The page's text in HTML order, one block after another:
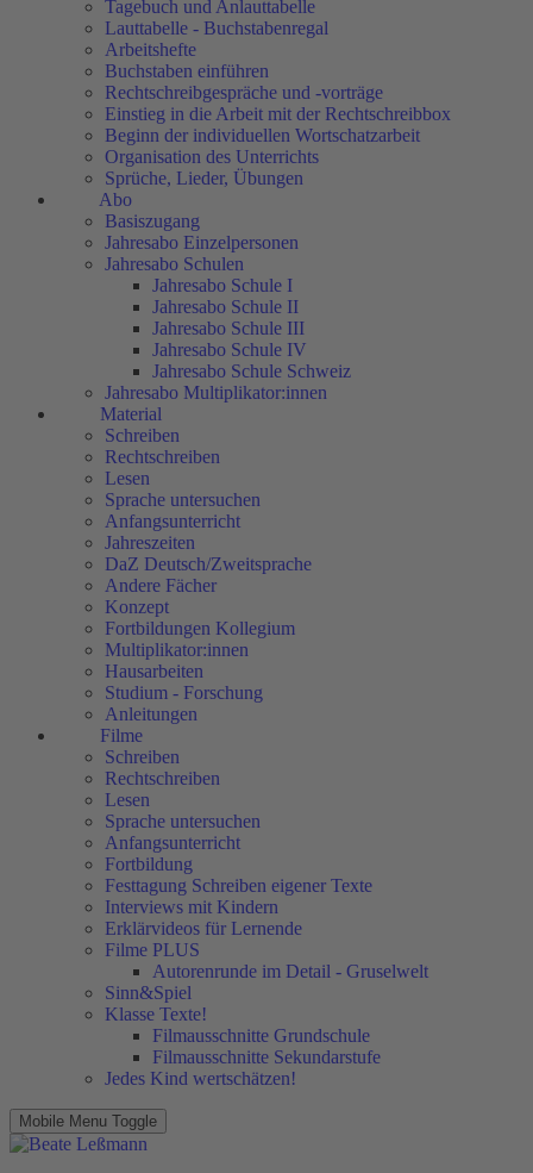
Tagebuch und Anlauttabelle
Lauttabelle - Buchstabenregal
Arbeitshefte
Buchstaben einführen
Rechtschreibgespräche und -vorträge
Einstieg in die Arbeit mit der Rechtschreibbox
Beginn der individuellen Wortschatzarbeit
Organisation des Unterrichts
Sprüche, Lieder, Übungen
Abo
Basiszugang
Jahresabo Einzelpersonen
Jahresabo Schulen
Jahresabo Schule I
Jahresabo Schule II
Jahresabo Schule III
Jahresabo Schule IV
Jahresabo Schule Schweiz
Jahresabo Multiplikator:innen
Material
Schreiben
Rechtschreiben
Lesen
Sprache untersuchen
Anfangsunterricht
Jahreszeiten
DaZ Deutsch/Zweitsprache
Andere Fächer
Konzept
Fortbildungen Kollegium
Multiplikator:innen
Hausarbeiten
Studium - Forschung
Anleitungen
Filme
Schreiben
Rechtschreiben
Lesen
Sprache untersuchen
Anfangsunterricht
Fortbildung
Festtagung Schreiben eigener Texte
Interviews mit Kindern
Erklärvideos für Lernende
Filme PLUS
Autorenrunde im Detail - Gruselwelt
Sinn&Spiel
Klasse Texte!
Filmausschnitte Grundschule
Filmausschnitte Sekundarstufe
Jedes Kind wertschätzen!
Mobile Menu Toggle